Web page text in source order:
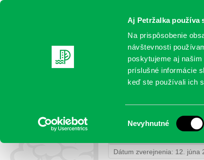
Aj Petržalka používa
Na prispôsobenie
návštevnosti
poskytujeme aj
príslušné informácie
keď ste používali ich
súhlasu
Nevyhnutné
AKTUALITY SAMOSPRÁVA
Ponuka práce –
Petržalka>Výberové
Dátum zverejnenia: 12. júna